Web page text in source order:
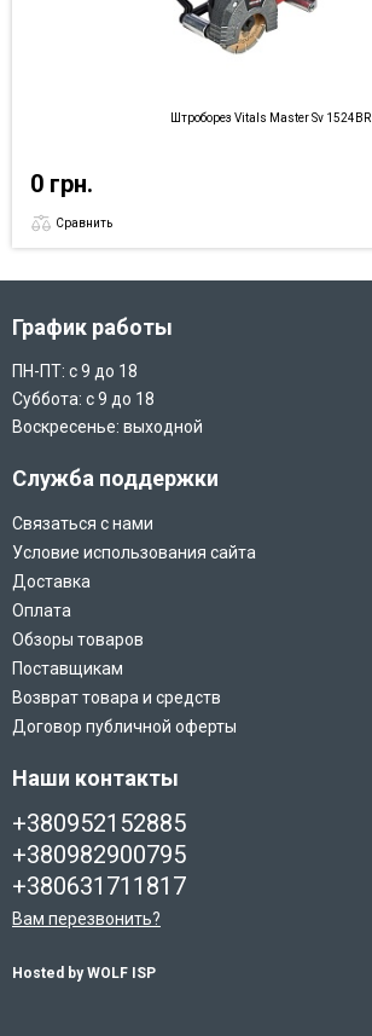
Штроборез Vitals Master Sv 1524BR
0 грн.
Сравнить
График работы
ПН-ПТ: с 9 до 18
Суббота: с 9 до 18
Воскресенье: выходной
Служба поддержки
Связаться с нами
Условие использования сайта
Доставка
Оплата
Обзоры товаров
Поставщикам
Возврат товара и средств
Договор публичной оферты
Наши контакты
+380952152885
+380982900795
+380631711817
Вам перезвонить?
Hosted by WOLF ISP